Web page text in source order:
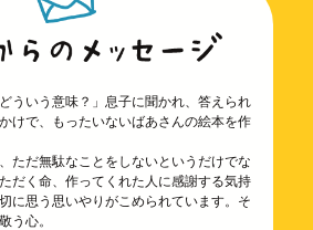
ういう意味？」息子に聞かれ、答えられ
けで、もったいないばあさんの絵本を作
ただ無駄なことをしないというだけでな
だく命、作ってくれた人に感謝する気持
に思う思いやりがこめられています。そ
う心。